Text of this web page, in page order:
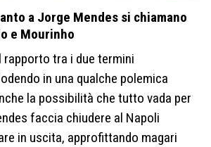
a Jorge Mendes si chiamano
e Mourinho
rapporto tra i due termini
in una qualche polemica
la possibilità che tutto vada per
faccia chiudere al Napoli
in uscita, approfittando magari